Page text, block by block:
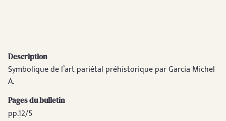
Description
Symbolique de l’art pariétal préhistorique par Garcia Michel
A.
Pages du bulletin
pp.12/5